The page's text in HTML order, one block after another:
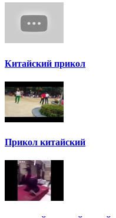
Китайский прикол
Прикол китайский